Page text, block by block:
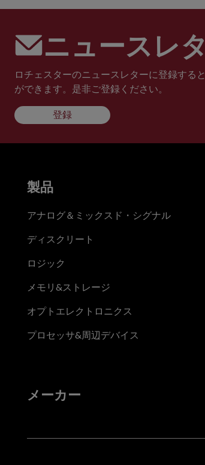
ニュースレ
ロチェスターのニュースレターに登録する
ができます。是非ご登録ください。
登録
製品
アナログ＆ミックスド・シグナル
ディスクリート
ロジック
メモリ&ストレージ
オプトエレクトロニクス
プロセッサ&周辺デバイス
メーカー